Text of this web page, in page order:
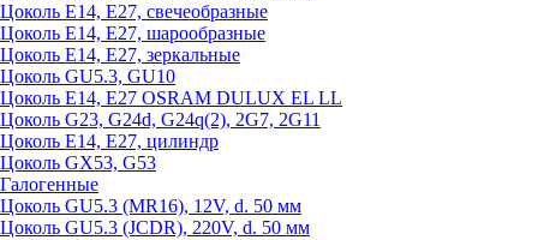
Цоколь Е14, Е27, свечеобразные
Цоколь Е14, Е27, шарообразные
Цоколь Е14, Е27, зеркальные
Цоколь GU5.3, GU10
Цоколь Е14, Е27 OSRAM DULUX EL LL
Цоколь G23, G24d, G24q(2), 2G7, 2G11
Цоколь Е14, Е27, цилиндр
Цоколь GX53, G53
Галогенные
Цоколь GU5.3 (MR16), 12V, d. 50 мм
Цоколь GU5.3 (JCDR), 220V, d. 50 мм